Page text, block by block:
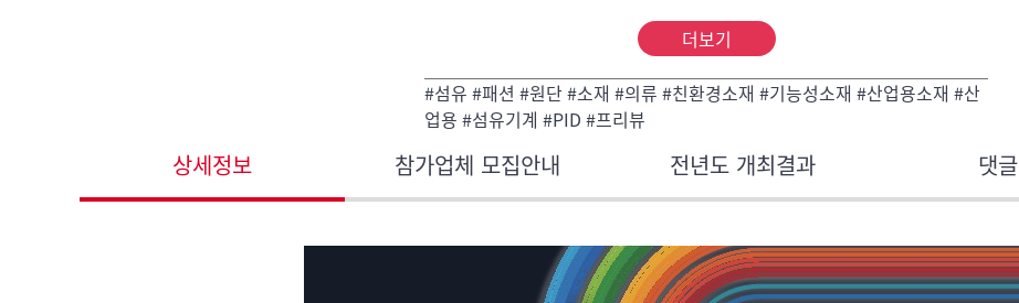
더보기
#섬유 #패션 #원단 #소재 #의류 #친환경소재 #기능성소재 #산업용소재 #산
업용 #섬유기계 #PID #프리뷰
상세정보 참가업체 모집안내 전년도 개최결과 댓글